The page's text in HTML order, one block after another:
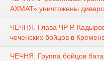
АХМАТ» уничтожены
ЧЕЧНЯ. Глава ЧР Р.
чеченских бойцов в
ЧЕЧНЯ. Группа бойцов